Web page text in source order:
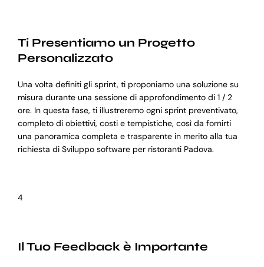
Ti Presentiamo un Progetto
Personalizzato
Una volta definiti gli sprint, ti proponiamo una soluzione su
misura durante una sessione di approfondimento di 1 / 2
ore. In questa fase, ti illustreremo ogni sprint preventivato,
completo di obiettivi, costi e tempistiche, così da fornirti
una panoramica completa e trasparente in merito alla tua
richiesta di Sviluppo software per ristoranti Padova.
4
Il Tuo Feedback è Importante